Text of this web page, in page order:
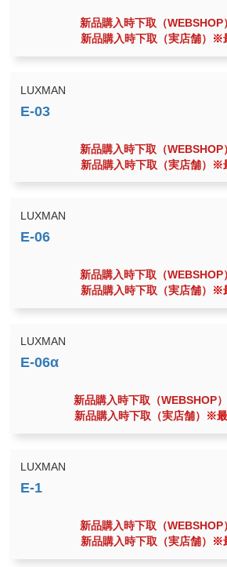
新品購入時下取（WEBSHOP）
新品購入時下取（実店舗）
※
LUXMAN
新品購入時下取（WEBSHOP）
新品購入時下取（実店舗）
※
LUXMAN
新品購入時下取（WEBSHOP）
新品購入時下取（実店舗）
※
LUXMAN
新品購入時下取（WEBSHOP）
新品購入時下取（実店舗）
※
LUXMAN
新品購入時下取（WEBSHOP）
新品購入時下取（実店舗）
※